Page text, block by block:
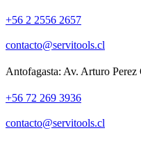
+56 2 2556 2657
contacto@servitools.cl
Antofagasta: Av. Arturo Perez
+56 72 269 3936
contacto@servitools.cl